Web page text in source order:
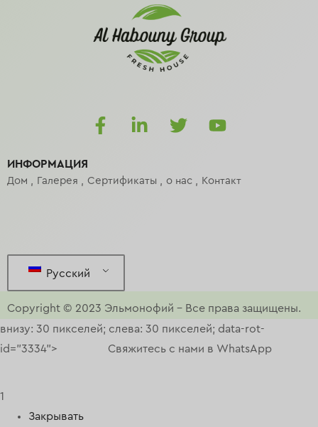
ИНФОРМАЦИЯ
Дом Галерея Сертификаты о нас Контакт
Русский
Copyright © 2023 Эльмонофий – Все права защищены.
внизу: 30 пикселей; слева: 30 пикселей; data-rot-
id="3334">
Свяжитесь с нами в WhatsApp
1
Закрывать